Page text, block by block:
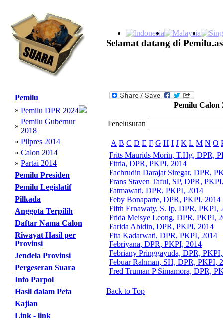
Selamat datang di
Pemilu
» Pemilu DPR 2024
»
Pemilu Gubernur
2018
» Pilpres 2014
» Calon 2014
» Partai 2014
Pemilu Presiden
Pemilu Legislatif
Pilkada
Anggota Terpilih
Daftar Nama Calon
Riwayat Hasil per
Provinsi
Jendela Provinsi
Pergeseran Suara
Info Parpol
Hasil dalam Peta
Kajian
Link - link
Pemilu Calon
Penelusuran
A B C D E F G H I J K L M N O
Frits Maurids Morin, T.Hg, DPR,
Fitria, DPR, PKPI, 2014
Fachrudin Darajat Siregar, DPR,
Frans Staven Taful, SP, DPR,
Fatmawati, DPR, PKPI, 2014
Feby Bonaparte, DPR, PKPI, 2014
Fifth Ernawaty, S. Ip, DPR, PKPI,
Frida Meisye Leong, DPR, PKPI,
Farida Abidin, DPR, PKPI, 2014
Fita Kadarwati, DPR, PKPI, 2014
Febriyana, DPR, PKPI, 2014
Febriany Pringgayuda, DPR,
Febuar Rahman, SH, DPR, PKPI,
Fred Truman P Simamora, DPR,
Back to Top